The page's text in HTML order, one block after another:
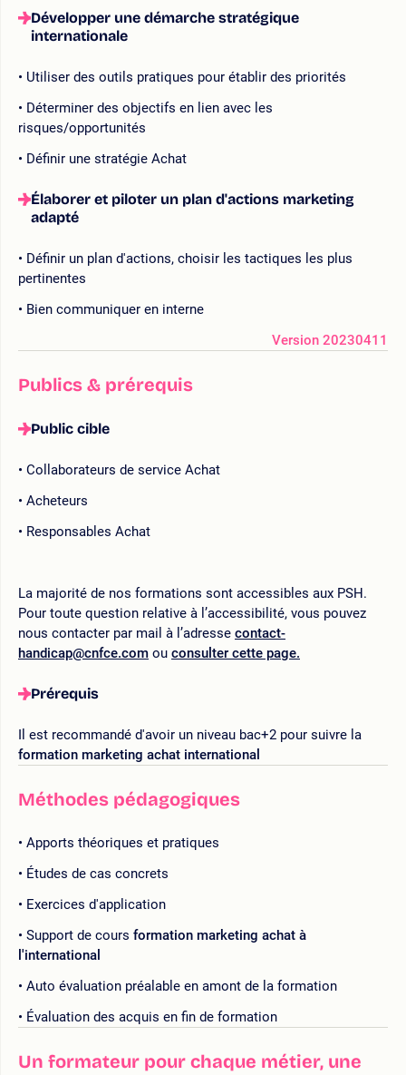
Développer une démarche stratégique
internationale
Utiliser des outils pratiques pour établir des priorités
Déterminer des objectifs en lien avec les
risques/opportunités
Définir une stratégie Achat
Élaborer et piloter un plan d'actions marketing
adapté
Définir un plan d'actions, choisir les tactiques les plus
pertinentes
Bien communiquer en interne
Version 20230411
Publics & prérequis
Public cible
Collaborateurs de service Achat
Acheteurs
Responsables Achat
La majorité de nos formations sont accessibles aux PSH.
Pour toute question relative à l’accessibilité, vous pouvez
nous contacter par mail à l’adresse contact-
handicap@cnfce.com ou consulter cette page.
Prérequis
Il est recommandé d'avoir un niveau bac+2 pour suivre la
formation marketing achat international
Méthodes pédagogiques
Apports théoriques et pratiques
Études de cas concrets
Exercices d'application
Support de cours formation marketing achat à
l'international
Auto évaluation préalable en amont de la formation
Évaluation des acquis en fin de formation
Un formateur pour chaque métier, une